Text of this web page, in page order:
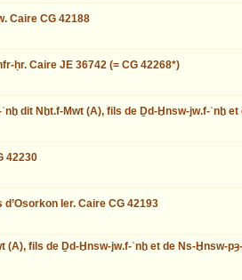
Caire CG 42188
ḥr. Caire JE 36742 (= CG 42268*)
dit Nḫt.f-Mwt (A), fils de Ḏd-Ḫnsw-jw.f-ʿnḫ
42230
Ier. Caire CG 42193
fils de Ḏd-Ḫnsw-jw.f-ʿnḫ et de Ns-Ḫnsw-